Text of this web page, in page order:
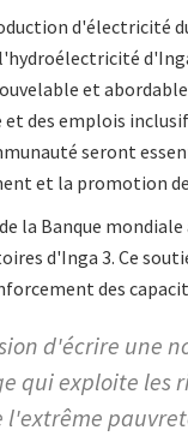
d'électricité
et
et des emplois
seront
et la promotion de
la Banque
d'Inga 3. Ce
des
d'écrire une
qui exploite les
l'extrême